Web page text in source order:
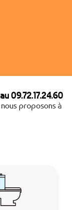
09.72.17.24.60
proposons à